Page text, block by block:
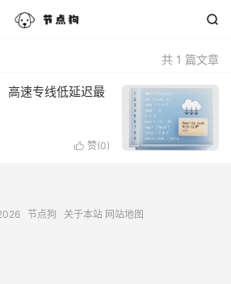

共 1 篇文章
高速专线低延迟最
 赞(0)
节点狗 关于本站 网站地图